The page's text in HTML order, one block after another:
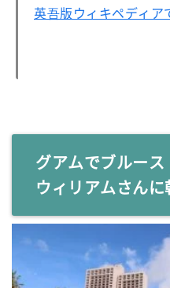
英吾版ウィキペディア
グアムでブルー
ウィリアムさん